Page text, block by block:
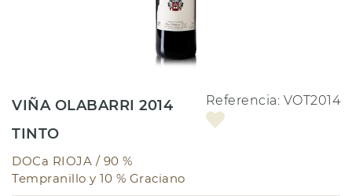
VIÑA OLABARRI 2014
TINTO
DOCa RIOJA / 90 %
Tempranillo y 10 % Graciano
Referencia: VOT2014